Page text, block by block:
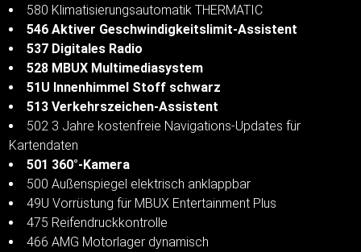
580 Klimatisierungsautomatik THERMATIC
546 Aktiver Geschwindigkeitslimit-Assistent
537 Digitales Radio
528 MBUX Multimediasystem
51U Innenhimmel Stoff schwarz
513 Verkehrszeichen-Assistent
502 3 Jahre kostenfreie Navigations-Updates für
Kartendaten
501 360°-Kamera
500 Außenspiegel elektrisch anklappbar
49U Vorrüstung für MBUX Entertainment Plus
475 Reifendruckkontrolle
466 AMG Motorlager dynamisch